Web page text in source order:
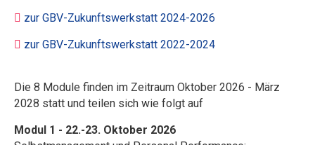
zur GBV-Zukunftswerkstatt 2024-2026
zur GBV-Zukunftswerkstatt 2022-2024
Die 8 Module finden im Zeitraum Oktober 2026 - März
2028 statt und teilen sich wie folgt auf
Modul 1 - 22.-23. Oktober 2026